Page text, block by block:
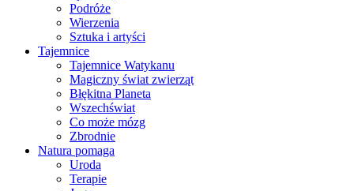
Podróże
Wierzenia
Sztuka i artyści
Tajemnice
Tajemnice Watykanu
Magiczny świat zwierząt
Błękitna Planeta
Wszechświat
Co może mózg
Zbrodnie
Natura pomaga
Uroda
Terapie